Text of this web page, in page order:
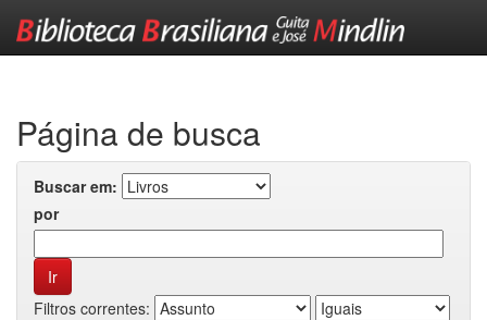
Página de busca
Buscar em:
por
Filtros correntes: